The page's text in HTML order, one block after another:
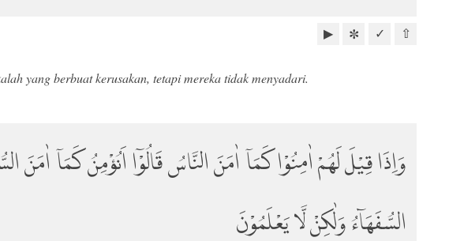
⇧
✓
✼
▶
yang berbuat kerusakan, tetapi mereka tidak menyadari.
وَاِذَا قِيْلَ لَهُمْ اٰمِنُوْا كَمَآ اٰمَنَ النَّاسُ قَالُوْٓا اَنُؤْمِنُ كَمَآ اٰمَنَ
السُّفَهَاۤءُ وَلٰكِنْ لَّا يَعْلَمُوْنَ